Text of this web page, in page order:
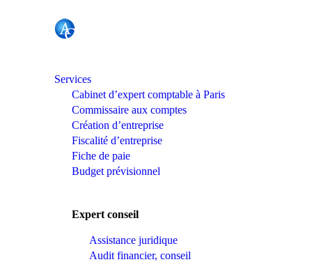
Services
Cabinet d’expert comptable à Paris
Commissaire aux comptes
Création d’entreprise
Fiscalité d’entreprise
Fiche de paie
Budget prévisionnel
Expert conseil
Assistance juridique
Audit financier, conseil